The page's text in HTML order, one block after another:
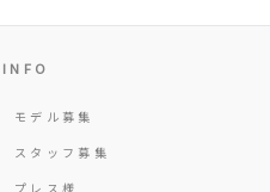
INFO
モデル募集
スタッフ募集
プレス様